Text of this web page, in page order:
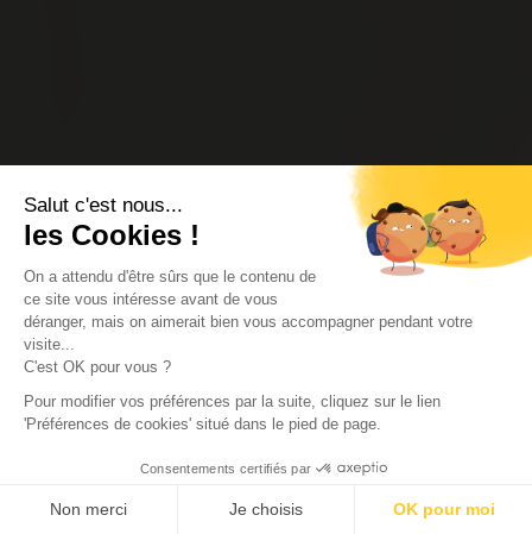
Salut c'est nous...
les Cookies !
On a attendu d'être sûrs que le contenu de
ce site vous intéresse avant de vous
déranger, mais on aimerait bien vous accompagner pendant votre
visite...
C'est OK pour vous ?
Pour modifier vos préférences par la suite, cliquez sur le lien
'Préférences de cookies' situé dans le pied de page.
Consentements certifiés par
Non merci Je choisis OK pour moi